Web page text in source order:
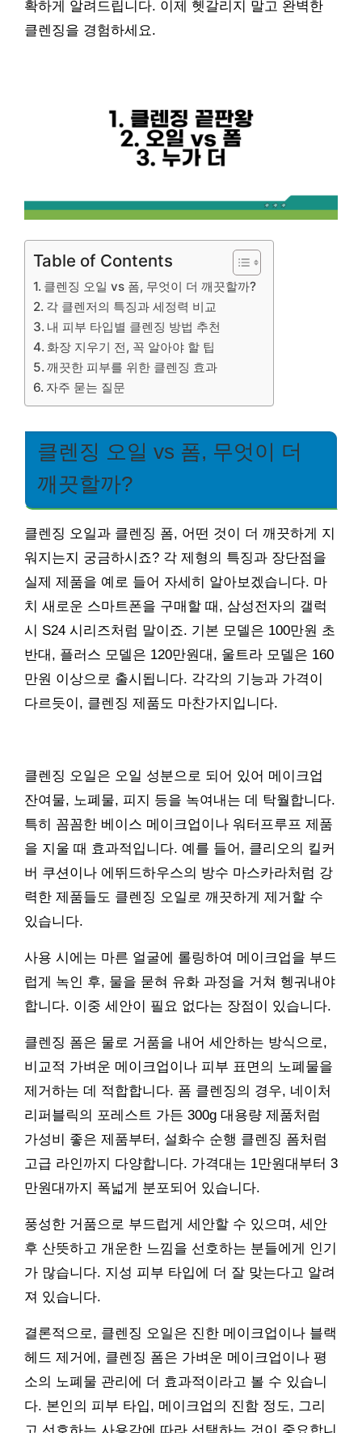
확하게 알려드립니다. 이제 헷갈리지 말고 완벽한
클렌징을 경험하세요.
Table of Contents
클렌징 오일 vs 폼, 무엇이 더 깨끗할까?
각 클렌저의 특징과 세정력 비교
내 피부 타입별 클렌징 방법 추천
화장 지우기 전, 꼭 알아야 할 팁
깨끗한 피부를 위한 클렌징 효과
자주 묻는 질문
클렌징 오일 vs 폼, 무엇이 더
깨끗할까?
클렌징 오일과 클렌징 폼, 어떤 것이 더 깨끗하게 지
워지는지 궁금하시죠? 각 제형의 특징과 장단점을
실제 제품을 예로 들어 자세히 알아보겠습니다. 마
치 새로운 스마트폰을 구매할 때, 삼성전자의 갤럭
시 S24 시리즈처럼 말이죠. 기본 모델은 100만원 초
반대, 플러스 모델은 120만원대, 울트라 모델은 160
만원 이상으로 출시됩니다. 각각의 기능과 가격이
다르듯이, 클렌징 제품도 마찬가지입니다.
클렌징 오일은 오일 성분으로 되어 있어 메이크업
잔여물, 노폐물, 피지 등을 녹여내는 데 탁월합니다.
특히 꼼꼼한 베이스 메이크업이나 워터프루프 제품
을 지울 때 효과적입니다. 예를 들어, 클리오의 킬커
버 쿠션이나 에뛰드하우스의 방수 마스카라처럼 강
력한 제품들도 클렌징 오일로 깨끗하게 제거할 수
있습니다.
사용 시에는 마른 얼굴에 롤링하여 메이크업을 부드
럽게 녹인 후, 물을 묻혀 유화 과정을 거쳐 헹궈내야
합니다. 이중 세안이 필요 없다는 장점이 있습니다.
클렌징 폼은 물로 거품을 내어 세안하는 방식으로,
비교적 가벼운 메이크업이나 피부 표면의 노폐물을
제거하는 데 적합합니다. 폼 클렌징의 경우, 네이처
리퍼블릭의 포레스트 가든 300g 대용량 제품처럼
가성비 좋은 제품부터, 설화수 순행 클렌징 폼처럼
고급 라인까지 다양합니다. 가격대는 1만원대부터 3
만원대까지 폭넓게 분포되어 있습니다.
풍성한 거품으로 부드럽게 세안할 수 있으며, 세안
후 산뜻하고 개운한 느낌을 선호하는 분들에게 인기
가 많습니다. 지성 피부 타입에 더 잘 맞는다고 알려
져 있습니다.
결론적으로, 클렌징 오일은 진한 메이크업이나 블랙
헤드 제거에, 클렌징 폼은 가벼운 메이크업이나 평
소의 노폐물 관리에 더 효과적이라고 볼 수 있습니
다. 본인의 피부 타입, 메이크업의 진함 정도, 그리